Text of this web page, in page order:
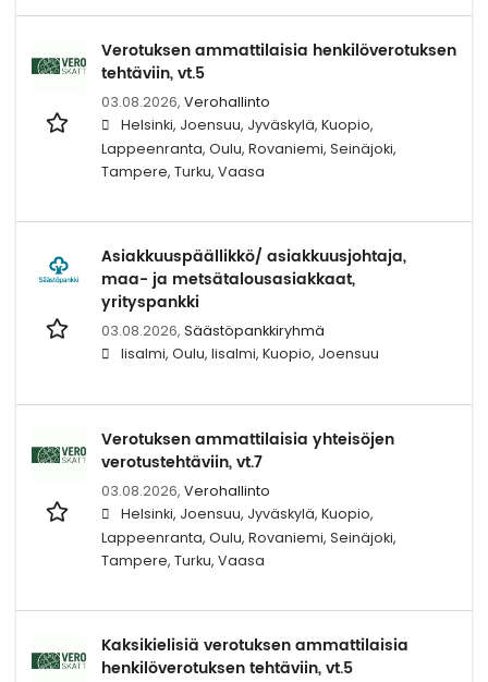
Verotuksen ammattilaisia henkilöverotuksen
tehtäviin, vt.5
03.08.2026, Verohallinto
Helsinki, Joensuu, Jyväskylä, Kuopio,
Lappeenranta, Oulu, Rovaniemi, Seinäjoki,
Tampere, Turku, Vaasa
Asiakkuuspäällikkö/ asiakkuusjohtaja,
maa- ja metsätalousasiakkaat,
yrityspankki
03.08.2026, Säästöpankkiryhmä
Iisalmi, Oulu, Iisalmi, Kuopio, Joensuu
Verotuksen ammattilaisia yhteisöjen
verotustehtäviin, vt.7
03.08.2026, Verohallinto
Helsinki, Joensuu, Jyväskylä, Kuopio,
Lappeenranta, Oulu, Rovaniemi, Seinäjoki,
Tampere, Turku, Vaasa
Kaksikielisiä verotuksen ammattilaisia
henkilöverotuksen tehtäviin, vt.5